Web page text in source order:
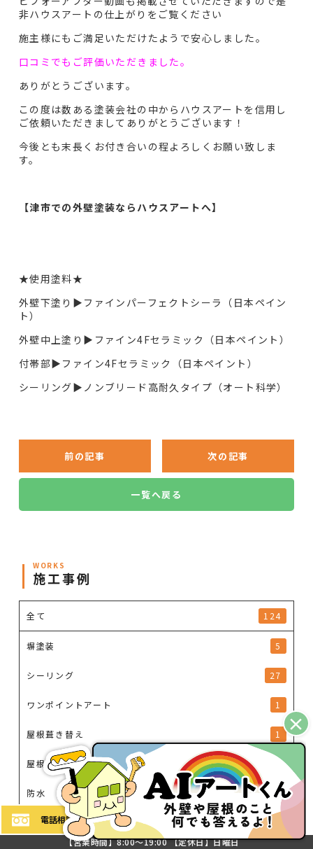
電話相談 合わせ LINE 相談
【営業時間】8:00～19:00 【定休日】日曜日
非ハウスアートの仕上がりをご覧ください
施主様にもご満足いただけたようで安心しました。
口コミでもご評価いただきました。
ありがとうございます。
この度は数ある塗装会社の中からハウスアートを信用し
ご依頼いただきましてありがとうございます！
今後とも末長くお付き合いの程よろしくお願い致しま
す。
【津市での外壁塗装ならハウスアートへ】
★使用塗料★
外壁下塗り▶︎ファインパーフェクトシーラ（日本ペイン
ト）
外壁中上塗り▶︎ファイン4Fセラミック（日本ペイント）
付帯部▶︎ファイン4Fセラミック（日本ペイント）
シーリング▶︎ノンブリード高耐久タイプ（オート科学）
前の記事 次の記事
一覧へ戻る
WORKS
施工事例
全て 124
塀塗装 5
シーリング 27
ワンポイントアート 1
屋根葺き替え 1
屋根漆喰 2
防水 17
多彩模様塗装 21
×